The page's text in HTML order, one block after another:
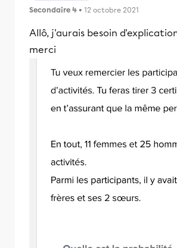
Secondaire 4 • 12 octobre 2021
Allô, j'aurais besoin
merci